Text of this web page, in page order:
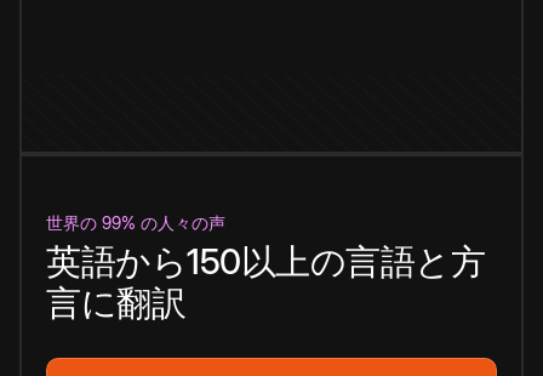
世界の 99% の人々の声
英語から150以上の言語と方
言に翻訳